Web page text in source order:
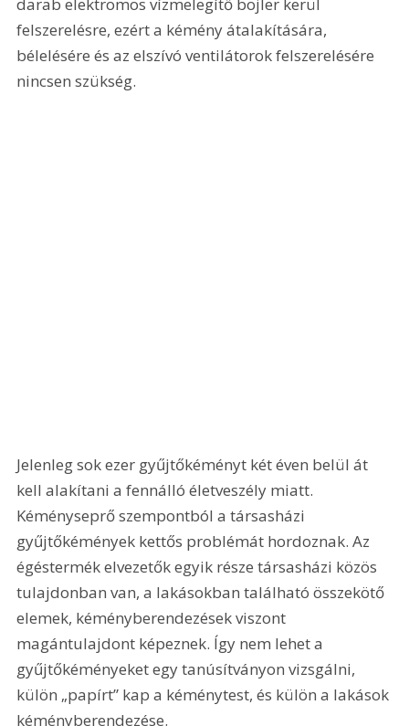
felszerelésre, ezért a kémény átalakítására,
bélelésére és az elszívó ventilátorok felszerelésére
nincsen szükség.
Jelenleg sok ezer gyűjtőkéményt két éven belül át
kell alakítani a fennálló életveszély miatt.
Kéményseprő szempontból a társasházi
gyűjtőkémények kettős problémát hordoznak. Az
égéstermék elvezetők egyik része társasházi közös
tulajdonban van, a lakásokban található összekötő
elemek, kéményberendezések viszont
magántulajdont képeznek. Így nem lehet a
gyűjtőkéményeket egy tanúsítványon vizsgálni,
külön „papírt” kap a kéménytest, és külön a lakások
kéményberendezése.